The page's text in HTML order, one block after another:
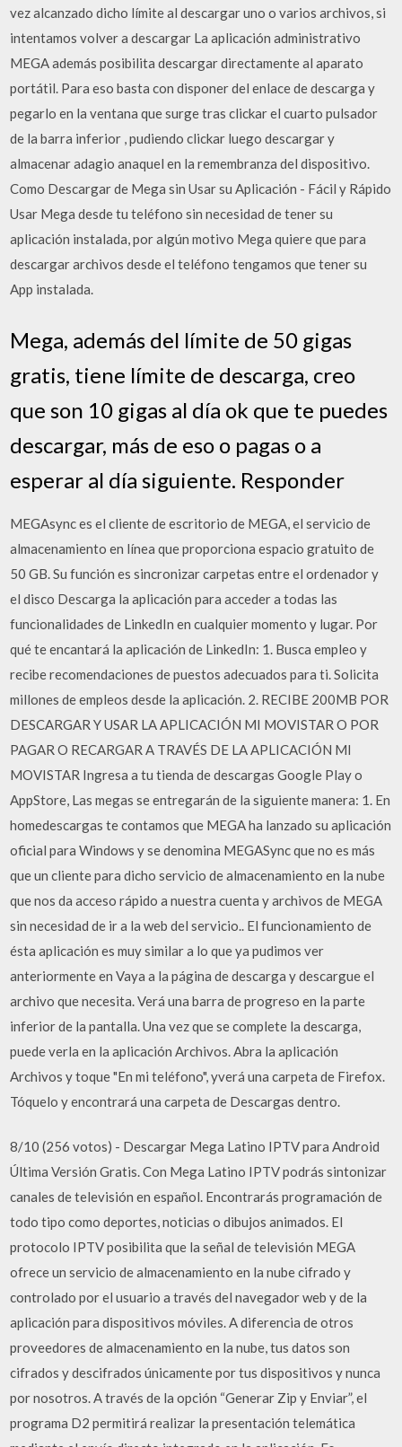
vez alcanzado dicho límite al descargar uno o varios archivos, si
intentamos volver a descargar La aplicación administrativo
MEGA además posibilita descargar directamente al aparato
portátil. Para eso basta con disponer del enlace de descarga y
pegarlo en la ventana que surge tras clickar el cuarto pulsador
de la barra inferior , pudiendo clickar luego descargar y
almacenar adagio anaquel en la remembranza del dispositivo.
Como Descargar de Mega sin Usar su Aplicación - Fácil y Rápido
Usar Mega desde tu teléfono sin necesidad de tener su
aplicación instalada, por algún motivo Mega quiere que para
descargar archivos desde el teléfono tengamos que tener su
App instalada.
Mega, además del límite de 50 gigas
gratis, tiene límite de descarga, creo
que son 10 gigas al día ok que te puedes
descargar, más de eso o pagas o a
esperar al día siguiente. Responder
MEGAsync es el cliente de escritorio de MEGA, el servicio de
almacenamiento en línea que proporciona espacio gratuito de
50 GB. Su función es sincronizar carpetas entre el ordenador y
el disco Descarga la aplicación para acceder a todas las
funcionalidades de LinkedIn en cualquier momento y lugar. Por
qué te encantará la aplicación de LinkedIn: 1. Busca empleo y
recibe recomendaciones de puestos adecuados para ti. Solicita
millones de empleos desde la aplicación. 2. RECIBE 200MB POR
DESCARGAR Y USAR LA APLICACIÓN MI MOVISTAR O POR
PAGAR O RECARGAR A TRAVÉS DE LA APLICACIÓN MI
MOVISTAR Ingresa a tu tienda de descargas Google Play o
AppStore, Las megas se entregarán de la siguiente manera: 1. En
homedescargas te contamos que MEGA ha lanzado su aplicación
oficial para Windows y se denomina MEGASync que no es más
que un cliente para dicho servicio de almacenamiento en la nube
que nos da acceso rápido a nuestra cuenta y archivos de MEGA
sin necesidad de ir a la web del servicio.. El funcionamiento de
ésta aplicación es muy similar a lo que ya pudimos ver
anteriormente en Vaya a la página de descarga y descargue el
archivo que necesita. Verá una barra de progreso en la parte
inferior de la pantalla. Una vez que se complete la descarga,
puede verla en la aplicación Archivos. Abra la aplicación
Archivos y toque "En mi teléfono", yverá una carpeta de Firefox.
Tóquelo y encontrará una carpeta de Descargas dentro.
8/10 (256 votos) - Descargar Mega Latino IPTV para Android
Última Versión Gratis. Con Mega Latino IPTV podrás sintonizar
canales de televisión en español. Encontrarás programación de
todo tipo como deportes, noticias o dibujos animados. El
protocolo IPTV posibilita que la señal de televisión MEGA
ofrece un servicio de almacenamiento en la nube cifrado y
controlado por el usuario a través del navegador web y de la
aplicación para dispositivos móviles. A diferencia de otros
proveedores de almacenamiento en la nube, tus datos son
cifrados y descifrados únicamente por tus dispositivos y nunca
por nosotros. A través de la opción “Generar Zip y Enviar”, el
programa D2 permitirá realizar la presentación telemática